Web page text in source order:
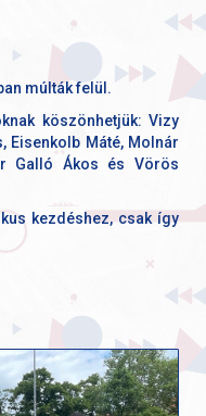
múlták felül.
köszönhetjük: Vizy
Eisenkolb Máté, Molnár
Galló Ákos és Vörös
kezdéshez, csak így